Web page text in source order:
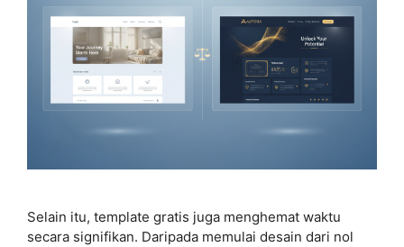
Selain itu, template gratis juga menghemat waktu
secara signifikan. Daripada memulai desain dari nol